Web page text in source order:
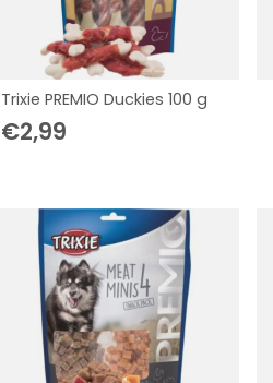
Trixie PREMIO Duckies 100 g
€2,99